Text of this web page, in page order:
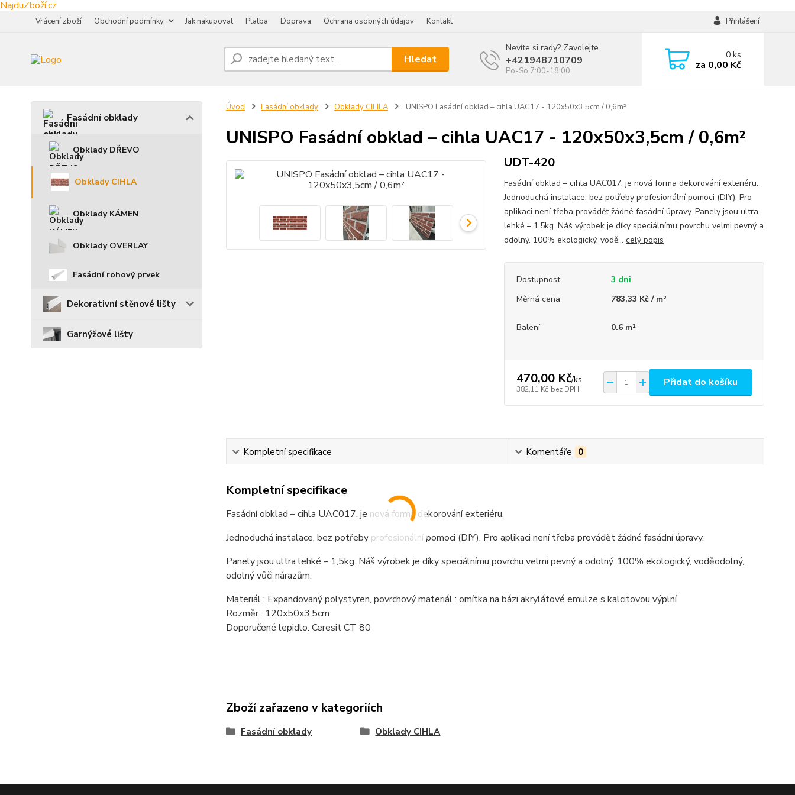
NajduZboží.cz
Vrácení zboží Obchodní podmínky Jak nakupovat Platba Doprava Ochrana osobných údajov Kontakt Přihlášení
Hledat
Nevíte si rady? Zavolejte.
+421948710709
Po-So 7:00-18:00
0ks
za 0,00 Kč
Fasádní obklady
Obklady DŘEVO
Obklady CIHLA
Obklady KÁMEN
Obklady OVERLAY
Fasádní rohový prvek
Dekorativní stěnové lišty
Garnýžové lišty
Úvod Fasádní obklady Obklady CIHLA UNISPO Fasádní obklad – cihla UAC17 - 120x50x3,5cm / 0,6m²
UNISPO Fasádní obklad – cihla UAC17 - 120x50x3,5cm / 0,6m²
UDT-420
Fasádní obklad – cihla UAC017, je nová forma dekorování exteriéru.
Jednoduchá instalace, bez potřeby profesionální pomoci (DIY). Pro
aplikaci není třeba provádět žádné fasádní úpravy. Panely jsou ultra
lehké – 1,5kg. Náš výrobek je díky speciálnímu povrchu velmi pevný a
odolný. 100% ekologický, vodě... celý popis
Dostupnost
3 dni
Měrná cena
783,33 Kč / m²
Balení 0.6 m²
470,00 Kč/ks
382,11 Kč bez DPH
Přidat do košíku
Kompletní specifikace Komentáře 0
Kompletní specifikace
Fasádní obklad – cihla UAC017, je nová forma dekorování exteriéru.
Jednoduchá instalace, bez potřeby profesionální pomoci (DIY). Pro aplikaci není třeba provádět žádné fasádní úpravy.
Panely jsou ultra lehké – 1,5kg. Náš výrobek je díky speciálnímu povrchu velmi pevný a odolný. 100% ekologický, voděodolný,
odolný vůči nárazům.
Materiál : Expandovaný polystyren, povrchový materiál : omítka na bázi akrylátové emulze s kalcitovou výplní
Rozměr : 120x50x3,5cm
Doporučené lepidlo: Ceresit CT 80
Zboží zařazeno v kategoriích
Fasádní obklady Obklady CIHLA